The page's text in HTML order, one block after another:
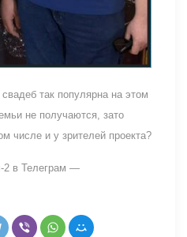
так популярна на этом
не получаются, зато
числе и у зрителей проекта?
2 в Телеграм —